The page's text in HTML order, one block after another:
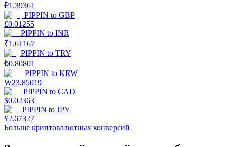
Launchpool
Гибкая ставка для заработка популярных токенов
₽1.39361
PIPPIN to GBP
£0.01255
PIPPIN to INR
₹1.61167
PIPPIN to TRY
₺0.80801
PIPPIN to KRW
₩23.85019
PIPPIN to CAD
$0.02363
PIPPIN to JPY
¥2.67327
Больше криптовалютных конверсий